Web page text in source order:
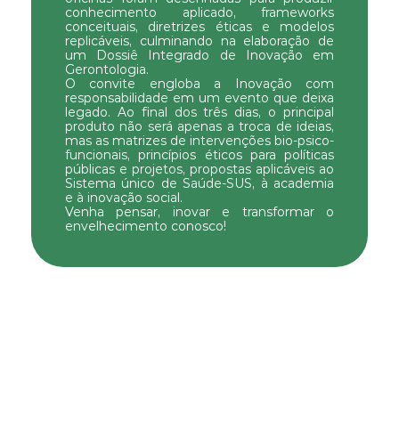
conhecimento aplicado, frameworks
conceituais, diretrizes éticas e modelos
replicáveis, culminando na elaboração de
um Dossiê Integrado de Inovação em
Gerontologia.
O convite engloba a Inovação com
responsabilidade em um evento que deixa
legado. Ao final dos três dias, o principal
produto não será apenas a troca de ideias,
mas as matrizes de intervenções bio-psico-
funcionais, princípios éticos para políticas
públicas e projetos, propostas aplicáveis ao
Sistema único de Saúde-SUS, à academia
e à inovação social.
Venha pensar, inovar e transformar o
envelhecimento conosco!